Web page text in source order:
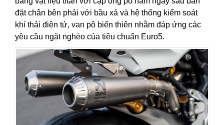
đặt chân bên phải với bầu xả và hệ thống kiểm soát
khí thải điện tử, van pô biến thiên nhằm đáp ứng các
yêu cầu ngặt nghèo của tiêu chuẩn Euro5.